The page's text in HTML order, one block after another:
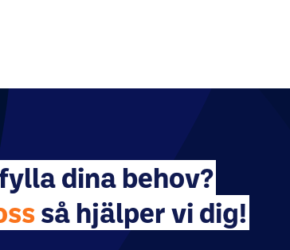
dina behov?
så hjälper vi dig!